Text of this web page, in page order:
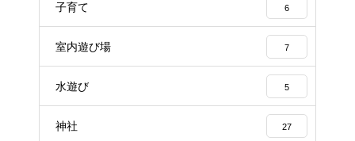
子育て 6
室内遊び場 7
水遊び 5
神社 27